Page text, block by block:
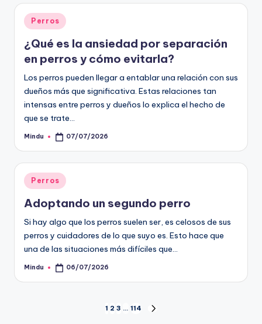
Publicado
en
Perros
¿Qué es la ansiedad por separación
en perros y cómo evitarla?
Los perros pueden llegar a entablar una relación con sus
dueños más que significativa. Estas relaciones tan
intensas entre perros y dueños lo explica el hecho de
que se trate…
Publicado
Mindu 07/07/2026
Publicado
en
Perros
Adoptando un segundo perro
Si hay algo que los perros suelen ser, es celosos de sus
perros y cuidadores de lo que suyo es. Esto hace que
una de las situaciones más difíciles que…
Publicado
Mindu 06/07/2026
Paginación1 2 3 … 114